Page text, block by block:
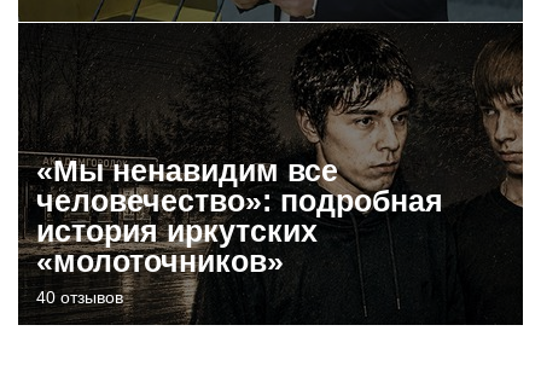
«Мы ненавидим все
человечество»: подробная
история иркутских
«молоточников»
40 отзывов